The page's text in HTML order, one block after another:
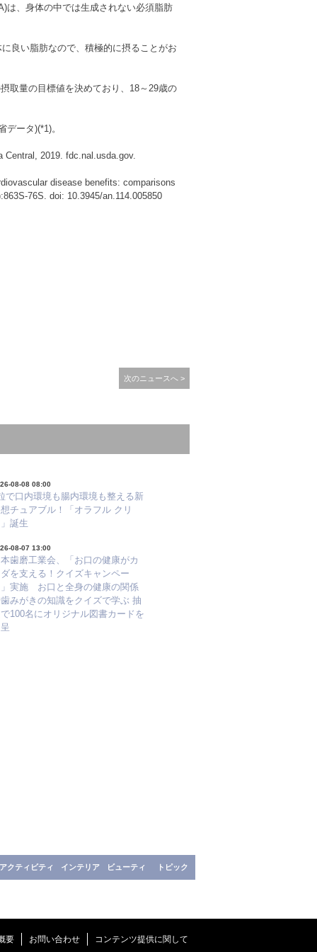
は、身体の中では生成されない必須脂肪
良い脂肪なので、積極的に摂ることがお
取量の目標値を決めており、18～29歳の
ータ)(*1)。
Central, 2019. fdc.nal.usda.gov.
disease benefits: comparisons
76S. doi: 10.3945/an.114.005850
次のニュースへ >
08-08 08:00
で口内環境も腸内環境も整える新
チュアブル！「オラフル クリ
誕生
08-07 13:00
歯磨工業会、「お口の健康がカ
を支える！クイズキャンペー
実施 お口と全身の健康の関係
みがきの知識をクイズで学ぶ 抽
100名にオリジナル図書カードを
アクティビティ インテリア ビューティ トピック
コンテンツ提供に関して
お問い合わせ
要